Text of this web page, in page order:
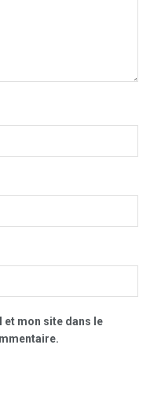
et mon site dans le